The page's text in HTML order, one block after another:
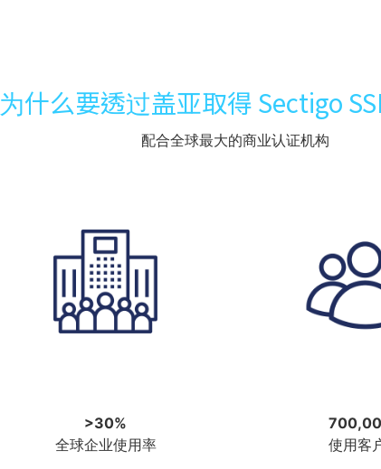
为什么要透过盖亚取得 Sectigo
配合全球最大的商业认证机构
>30%
全球企业使用率
使用客